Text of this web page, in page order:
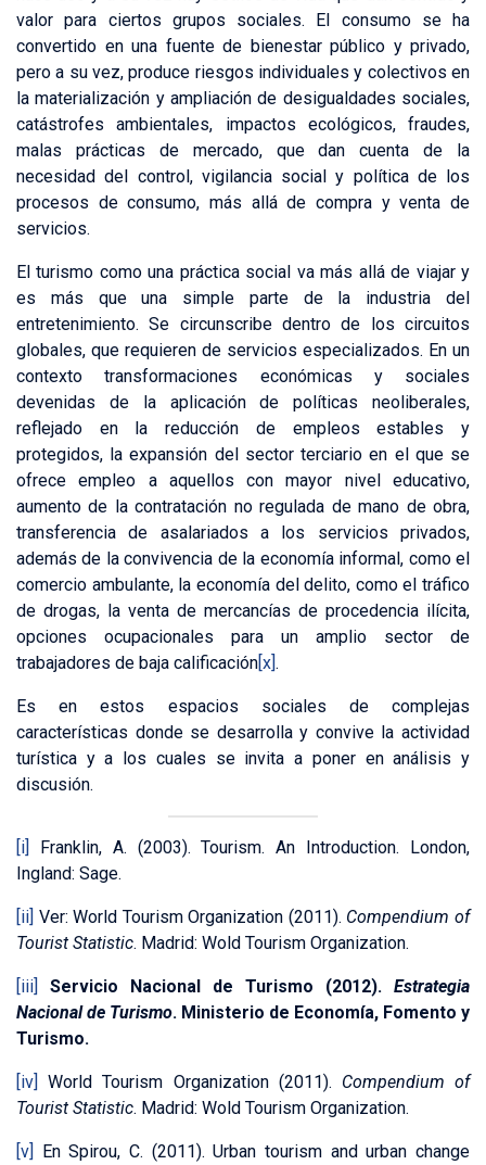
valor para ciertos grupos sociales. El consumo se ha
convertido en una fuente de bienestar público y privado,
pero a su vez, produce riesgos individuales y colectivos en
la materialización y ampliación de desigualdades sociales,
catástrofes ambientales, impactos ecológicos, fraudes,
malas prácticas de mercado, que dan cuenta de la
necesidad del control, vigilancia social y política de los
procesos de consumo, más allá de compra y venta de
servicios.
El turismo como una práctica social va más allá de viajar y
es más que una simple parte de la industria del
entretenimiento. Se circunscribe dentro de los circuitos
globales, que requieren de servicios especializados. En un
contexto transformaciones económicas y sociales
devenidas de la aplicación de políticas neoliberales,
reflejado en la reducción de empleos estables y
protegidos, la expansión del sector terciario en el que se
ofrece empleo a aquellos con mayor nivel educativo,
aumento de la contratación no regulada de mano de obra,
transferencia de asalariados a los servicios privados,
además de la convivencia de la economía informal, como el
comercio ambulante, la economía del delito, como el tráfico
de drogas, la venta de mercancías de procedencia ilícita,
opciones ocupacionales para un amplio sector de
trabajadores de baja calificación[x].
Es en estos espacios sociales de complejas
características donde se desarrolla y convive la actividad
turística y a los cuales se invita a poner en análisis y
discusión.
[i]
Franklin, A. (2003). Tourism. An Introduction. London,
Ingland: Sage.
[ii] Ver: World Tourism Organization (2011). Compendium of
Tourist Statistic. Madrid: Wold Tourism Organization.
[iii] Servicio Nacional de Turismo (2012). Estrategia
Nacional de Turismo. Ministerio de Economía, Fomento y
Turismo.
[iv] World Tourism Organization (2011). Compendium of
Tourist Statistic. Madrid: Wold Tourism Organization.
[v] En Spirou, C. (2011). Urban tourism and urban change